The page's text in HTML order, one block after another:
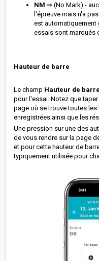
NM ⇒ (No Mark) -
l'épreuve mais n'a
est automatiquement
essais sont marqués
Hauteur de barre
Le champ Hauteur de barre
pour l'essai. Notez que
page où se trouve toutes
enregistrées ainsi que les
Une pression sur une des
de vous rendre sur la page
et pour cette hauteur de
typiquement utilisée pour